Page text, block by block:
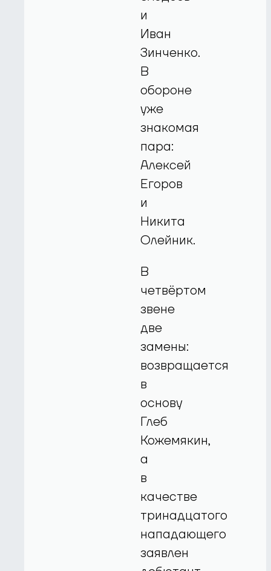
и
Иван
Зинченко.
В
обороне
уже
знакомая
пара:
Алексей
Егоров
и
Никита
Олейник.
В
четвёртом
звене
две
замены:
возвращается
в
основу
Глеб
Кожемякин,
а
в
качестве
тринадцатого
нападающего
заявлен